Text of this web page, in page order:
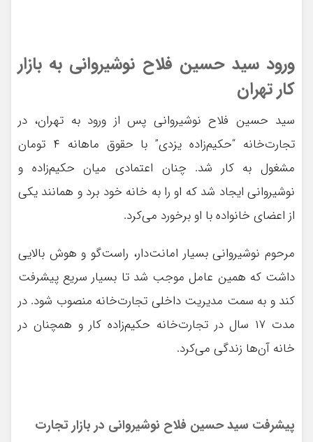
ورود سید حسین فلاح نوشیروانی به بازار
کار تهران
سید حسین فلاح نوشیروانی پس از ورود به تهران، در
تجارت‌خانه “حکیم‌زاده یزدی” با حقوق ماهانه ۴ تومان
مشغول به کار شد. چنان اعتمادی میان حکیم‌زاده و
نوشیروانی ایجاد شد که او را به خانه خود برد و همانند یکی
از اعضای خانواده با او برخورد می‌کرد.
مرحوم نوشیروانی بسیار امانت‌دار، راست‌گو و هوش بالایی
داشت که همین عامل موجب شد تا بسیار سریع پیشرفت
کند و به سمت مدیریت داخلی تجارت‌خانه منصوب شود. در
مدت ۱۷ سال در تجارت‌خانه حکیم‌زاده کار و همچنان در
خانه آن‌ها زندگی می‌کرد.
پیشرفت سید حسین فلاح نوشیروانی در بازار تجارت